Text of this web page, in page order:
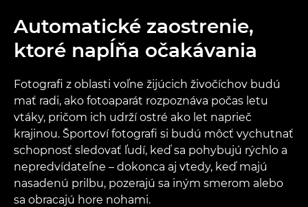
Automatické zaostrenie,
ktoré napĺňa očakávania
Fotografi z oblasti voľne žijúcich živočíchov budú
mať radi, ako fotoaparát rozpoznáva počas letu
vtáky, pričom ich udrží ostré ako let naprieč
krajinou. Športoví fotografi si budú môcť vychutnať
schopnosť sledovať ľudí, keď sa pohybujú rýchlo a
nepredvídateľne – dokonca aj vtedy, keď majú
nasadenú prilbu, pozerajú sa iným smerom alebo
sa obracajú hore nohami.